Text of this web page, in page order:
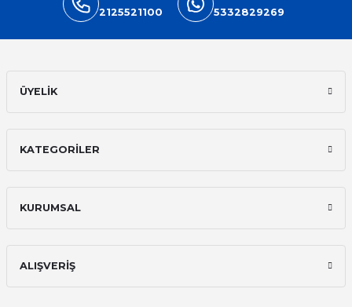
2125521100 5332829269
ÜYELİK
KATEGORİLER
KURUMSAL
ALIŞVERİŞ